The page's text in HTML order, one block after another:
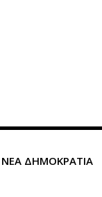
ΝΕΑ ΔΗΜΟΚΡΑΤΙΑ